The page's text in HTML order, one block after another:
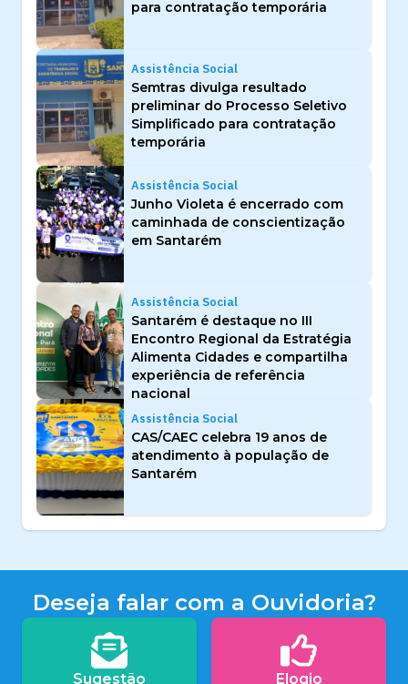
para contratação temporária
Assistência Social
Semtras divulga resultado
preliminar do Processo Seletivo
Simplificado para contratação
temporária
Assistência Social
Junho Violeta é encerrado com
caminhada de conscientização
em Santarém
Assistência Social
Santarém é destaque no III
Encontro Regional da Estratégia
Alimenta Cidades e compartilha
experiência de referência
nacional
Assistência Social
CAS/CAEC celebra 19 anos de
atendimento à população de
Santarém
Deseja falar com a Ouvidoria?
Sugestão Elogio